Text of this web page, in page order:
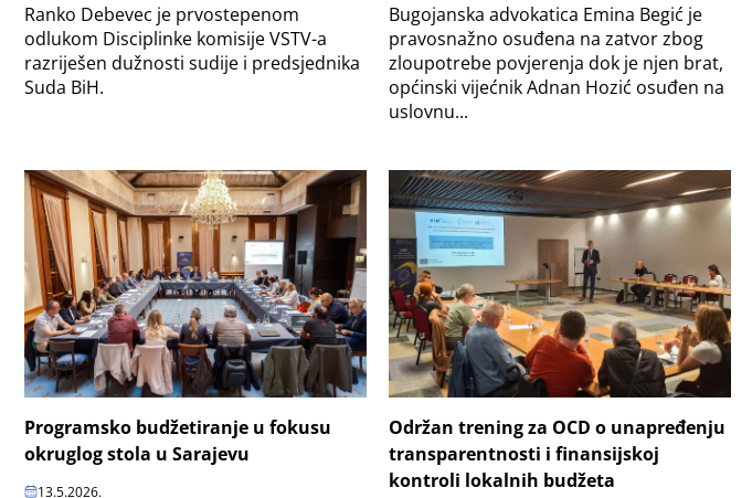
Ranko Debevec je prvostepenom
odlukom Disciplinke komisije VSTV-a
razriješen dužnosti sudije i predsjednika
Suda BiH.
Bugojanska advokatica Emina Begić je
pravosnažno osuđena na zatvor zbog
zloupotrebe povjerenja dok je njen brat,
općinski vijećnik Adnan Hozić osuđen na
uslovnu...
Programsko budžetiranje u fokusu
okruglog stola u Sarajevu
13.5.2026.
Održan trening za OCD o unapređenju
transparentnosti i finansijskoj
kontroli lokalnih budžeta